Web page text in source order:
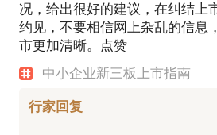
况，给出很好的建议，在纠结上
约见，不要相信网上杂乱的信息
市更加清晰。点赞
中小企业新三板上市指南
行家回复